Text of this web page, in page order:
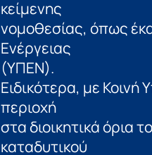
κείμενης
νομοθεσίας, όπως
Ενέργειας
(ΥΠΕΝ).
Ειδικότερα, με
περιοχή
στα διοικητικά όρια
καταδυτικού